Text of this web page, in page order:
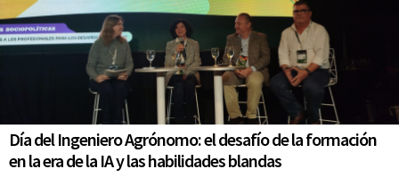
Día del Ingeniero Agrónomo: el desafío de la formación
en la era de la IA y las habilidades blandas